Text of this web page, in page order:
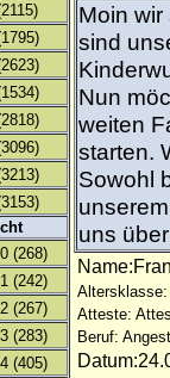
(268)
(242)
(267)
(283)
(405)
Moin
sind
Nun
weiten
starten.
Sowohl
uns
Altersklasse:
Atteste:
Beruf: